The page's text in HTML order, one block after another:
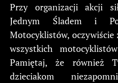
Przy organizacji akcji
Jednym Śladem i
Motocyklistów,
wszystkich
Pamiętaj, że również
dzieciakom